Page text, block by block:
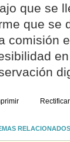
que se
que se
comisión
Rectificar
RELACIONADOS